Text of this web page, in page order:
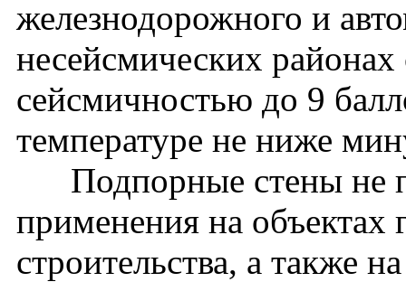
железнодорожного и
несейсмических районах
сейсмичностью до 9
температуре не ниже
Подпорные стены не
применения на объектах
строительства, а также